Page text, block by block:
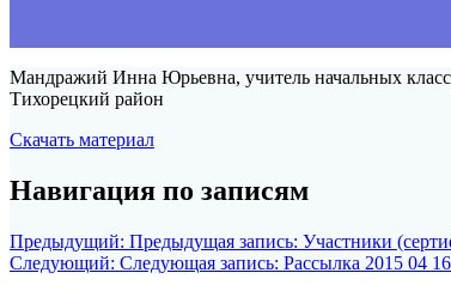
Мандражий Инна Юрьевна, учитель начальных
Тихорецкий район
Скачать материал
Навигация по записям
Предыдущий: Предыдущая запись: Участники
Следующий: Следующая запись: Рассылка 2015 04 16